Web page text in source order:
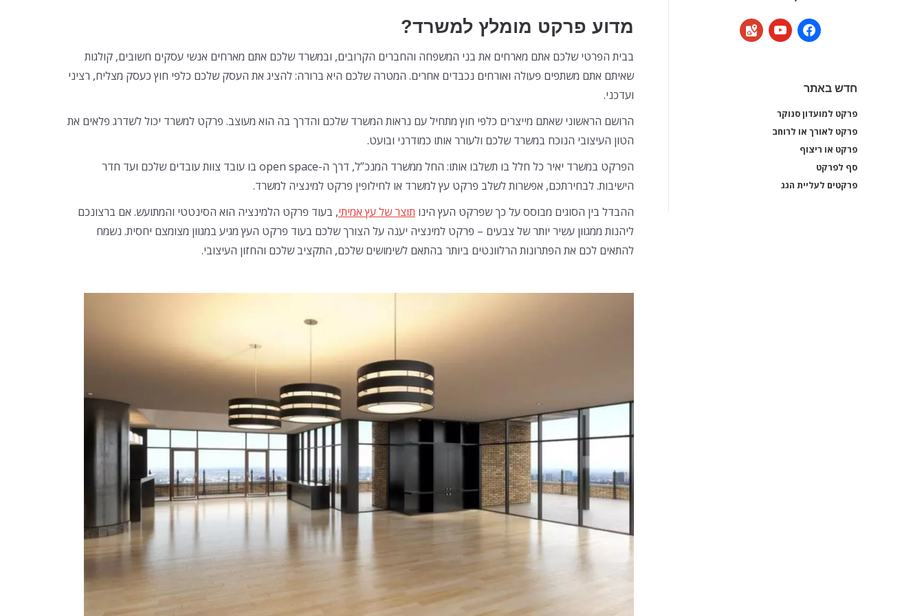
מדוע פרקט מומלץ למשרד?
בבית הפרטי שלכם אתם מארחים את בני המשפחה והחברים הקרובים, ובמשרד שלכם אתם מארחים אנשי עסקים חשובים, קולגות
שאיתם אתם משתפים פעולה ואורחים נכבדים אחרים. המטרה שלכם היא ברורה: להציג את העסק שלכם כלפי חוץ כעסק מצליח, רציני
ועדכני.
הרושם הראשוני שאתם מייצרים כלפי חוץ מתחיל עם נראות המשרד שלכם והדרך בה הוא מעוצב. פרקט למשרד יכול לשדרג פלאים את
הטון העיצובי הנוכח במשרד שלכם ולעורר אותו כמודרני ובועט.
הפרקט במשרד יאיר כל חלל בו תשלבו אותו: החל ממשרד המנכ”ל, דרך ה-open space בו עובד צוות עובדים שלכם ועד חדר
הישיבות. לבחירתכם, אפשרות לשלב פרקט עץ למשרד או לחילופין פרקט למינציה למשרד.
ההבדל בין הסוגים מבוסס על כך שפרקט העץ הינו תוצר של עץ אמיתי, בעוד פרקט הלמינציה הוא הסינטטי והמתועש. אם ברצונכם
ליהנות ממגוון עשיר יותר של צבעים – פרקט למינציה יענה על הצורך שלכם בעוד פרקט העץ מגיע במגוון מצומצם יחסית. נשמח
להתאים לכם את הפתרונות הרלוונטים ביותר בהתאם לשימושים שלכם, התקציב שלכם והחזון העיצובי.
facebook
youtube
google-
maps
חדש באתר
פרקטים לעליית הגג
פרקט למועדון סנוקר
פרקט לאורך או לרוחב
פרקט או ריצוף
סף לפרקט
פרקטים לעליית הגג